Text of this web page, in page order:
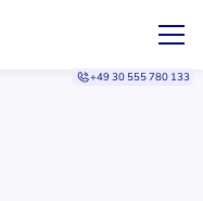
+49 30 555 780 133